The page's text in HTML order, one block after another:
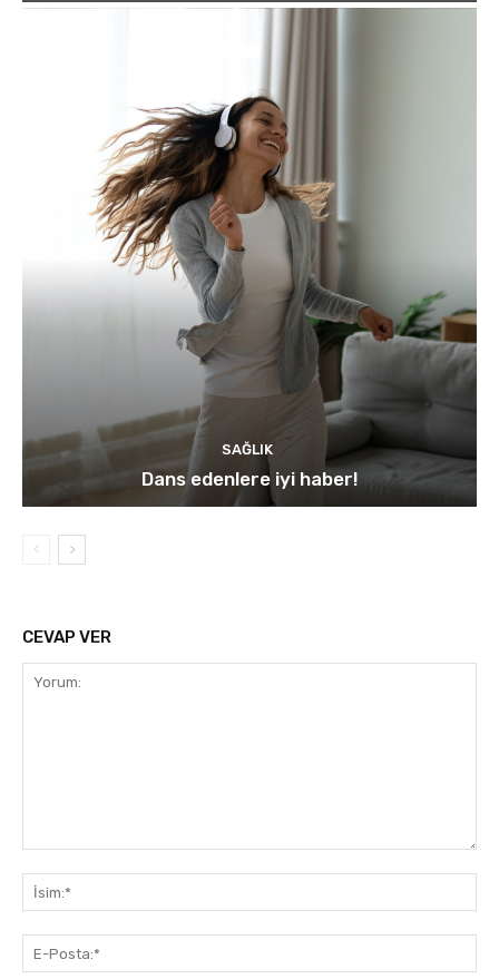
SAĞLIK
Dans edenlere iyi haber!
CEVAP VER